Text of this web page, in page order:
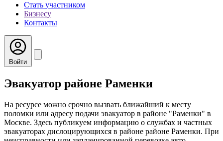
Стать участником
Бизнесу
Контакты
Войти
Эвакуатор районе Раменки
На ресурсе можно срочно вызвать ближайший к месту
поломки или адресу подачи эвакуатор в районе "Раменки" в
Москве. Здесь публикуем информацию о службах и частных
эвакуаторах дислоцирующихся в районе районе Раменки. При